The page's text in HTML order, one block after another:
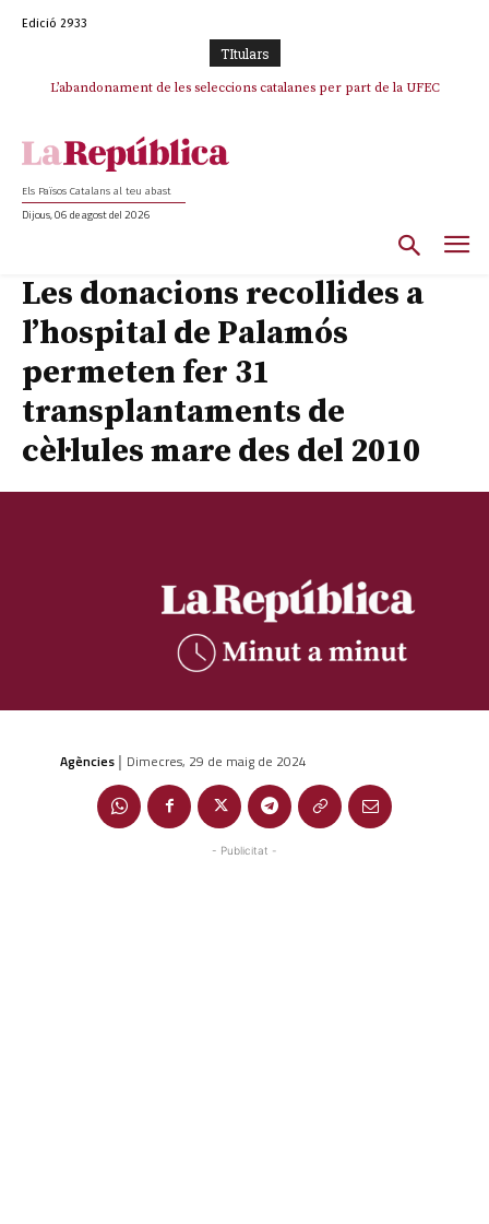
Edició 2933
TItulars
L’abandonament de les seleccions catalanes per part de la UFEC
TV3 perd el lideratge després de 23 mesos: Una deriva sense continguts i
Els Països Catalans al teu abast
Dijous, 06 de agost del 2026
Les donacions recollides a
l’hospital de Palamós
permeten fer 31
transplantaments de
cèl·lules mare des del 2010
Agències | Dimecres, 29 de maig de 2024
- Publicitat -